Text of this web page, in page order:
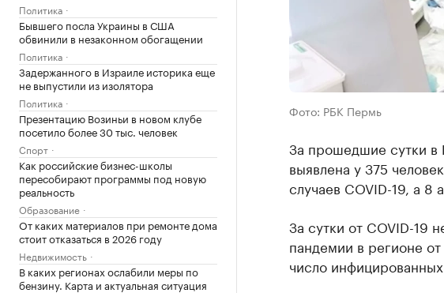
Политика
Бывшего посла Украины в США
обвинили в незаконном обогащении
Политика
Задержанного в Израиле историка еще
не выпустили из изолятора
Политика
Презентацию Возиньи в новом клубе
посетило более 30 тыс. человек
Спорт
Как российские бизнес-школы
пересобирают программы под новую
реальность
Образование
От каких материалов при ремонте дома
стоит отказаться в 2026 году
Недвижимость
В каких регионах ослабили меры по
бензину. Карта и актуальная ситуация
Фото: РБК Пермь
За прошедшие сутки в
выявлена у 375
случаев COVID-19, а 8
За сутки от COVID-19
пандемии в регионе
число